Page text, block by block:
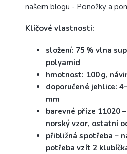
našem blogu - Ponožky a
Klíčové vlastnosti:
složení: 75 % vlna
polyamid
hmotnost: 100 g,
doporučené jehlice:
mm
barevné příze 11020
norský vzor, ostatní
přibližná spotřeba –
potřeba vzít 2